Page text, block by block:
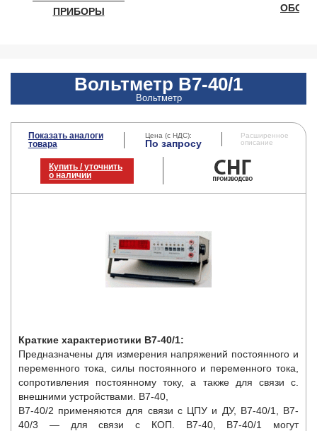
ПРИБОРЫ
Вольтметр В7-40/1
Вольтметр
Показать аналоги
товара
Цена (с НДС):
По запросу
Расширенное
описание
Купить / уточнить
о наличии
Краткие характеристики В7-40/1:
Предназначены для измерения напряжений постоянного и
переменного тока, силы постоянного и переменного тока,
сопротивления постоянному току, а также для связи с.
внешними устройствами. В7-40,
В7-40/2 применяются для связи с ЦПУ и ДУ, В7-40/1, В7-
40/3 — для связи с КОП. В7-40, В7-40/1 могут